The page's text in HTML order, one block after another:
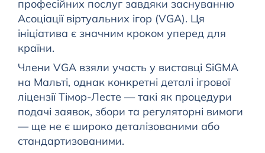
професійних послуг завдяки заснуванню
Асоціації віртуальних ігор (VGA). Ця
ініціатива є значним кроком уперед для
країни.
Члени VGA взяли участь у виставці SiGMA
на Мальті, однак конкретні деталі ігрової
ліцензії Тімор-Лесте — такі як процедури
подачі заявок, збори та регуляторні вимоги
— ще не є широко деталізованими або
стандартизованими.